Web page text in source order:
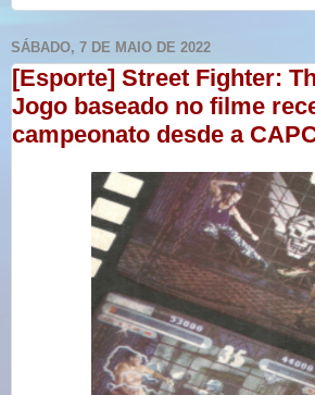
SÁBADO, 7 DE MAIO DE 2022
[Esporte] Street Fighter:
Jogo baseado no filme
campeonato desde a